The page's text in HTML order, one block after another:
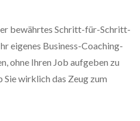
bewährtes Schritt-für-Schritt-
eigenes Business-Coaching-
ohne Ihren Job aufgeben zu
Sie wirklich das Zeug zum